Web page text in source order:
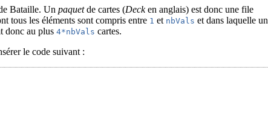
Bataille. Unpaquetde cartes (Decken anglais) est donc une file
tous les éléments sont compris entre 1 et nbVals et dans laquelle un
donc au plus4*nbVals cartes.
le code suivant :